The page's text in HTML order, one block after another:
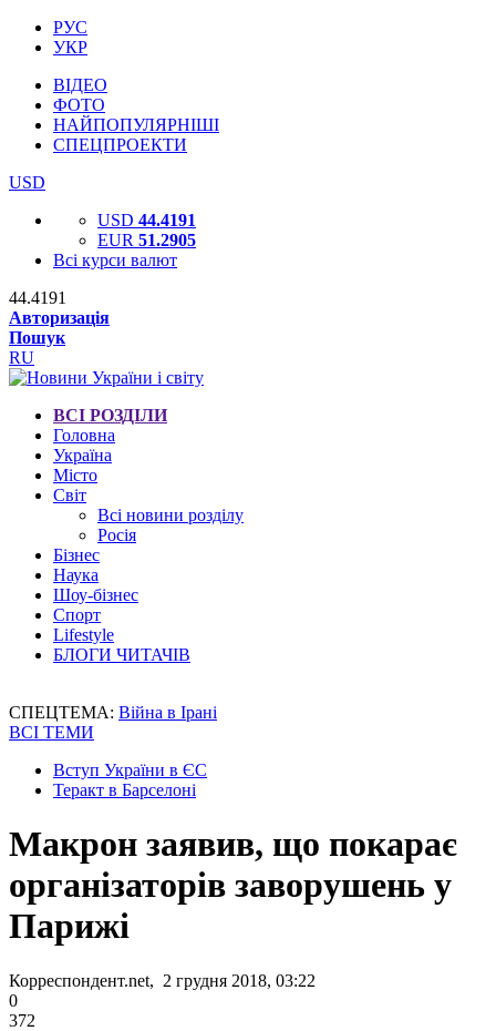
РУС
УКР
ВІДЕО
ФОТО
НАЙПОПУЛЯРНІШІ
СПЕЦПРОЕКТИ
USD
USD 44.4191
EUR 51.2905
Всі курси валют
44.4191
Авторизація
Пошук
RU
ВСІ РОЗДІЛИ
Головна
Україна
Місто
Світ
Всі новини розділу
Росія
Бізнес
Наука
Шоу-бізнес
Спорт
Lifestyle
БЛОГИ ЧИТАЧІВ
СПЕЦТЕМА: Війна в Ірані
ВСІ ТЕМИ
Вступ України в ЄС
Теракт в Барселоні
Макрон заявив, що покарає
організаторів заворушень у
Парижі
Корреспондент.net, 2 грудня 2018, 03:22
0
372